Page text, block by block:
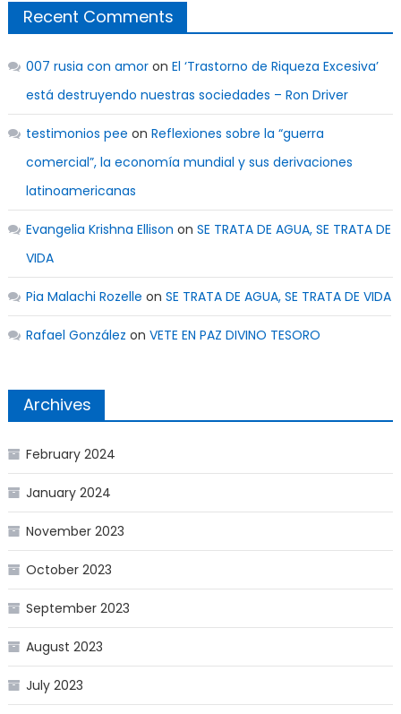
Recent Comments
007 rusia con amoron El ‘Trastorno de Riqueza Excesiva’
está destruyendo nuestras sociedades – Ron Driver
testimonios pee on Reflexiones sobre la “guerra
comercial”, la economía mundial y sus derivaciones
latinoamericanas
Evangelia Krishna Ellison on SE TRATA DE AGUA, SE TRATA DE
VIDA
Pia Malachi Rozelle on SE TRATA DE AGUA, SE TRATA DE VIDA
Rafael González on VETE EN PAZ DIVINO TESORO
Archives
February 2024
January 2024
November 2023
October 2023
September 2023
August 2023
July 2023